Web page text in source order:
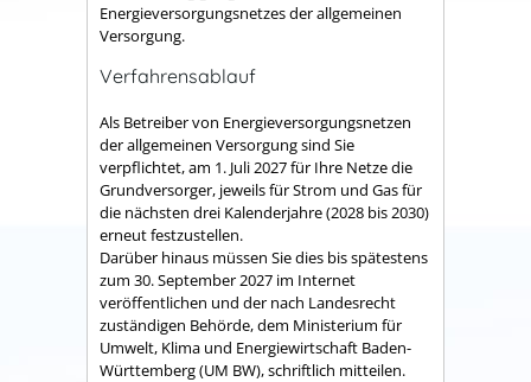
Energieversorgungsnetzes der allgemeinen
Versorgung.
Verfahrensablauf
Als Betreiber von Energieversorgungsnetzen
der allgemeinen Versorgung sind Sie
verpflichtet, am 1. Juli 2027 für Ihre Netze die
Grundversorger, jeweils für Strom und Gas für
die nächsten drei Kalenderjahre (2028 bis 2030)
erneut festzustellen.
Darüber hinaus müssen Sie dies bis spätestens
zum 30. September 2027 im Internet
veröffentlichen und der nach Landesrecht
zuständigen Behörde, dem Ministerium für
Umwelt, Klima und Energiewirtschaft Baden-
Württemberg (UM BW), schriftlich mitteilen.